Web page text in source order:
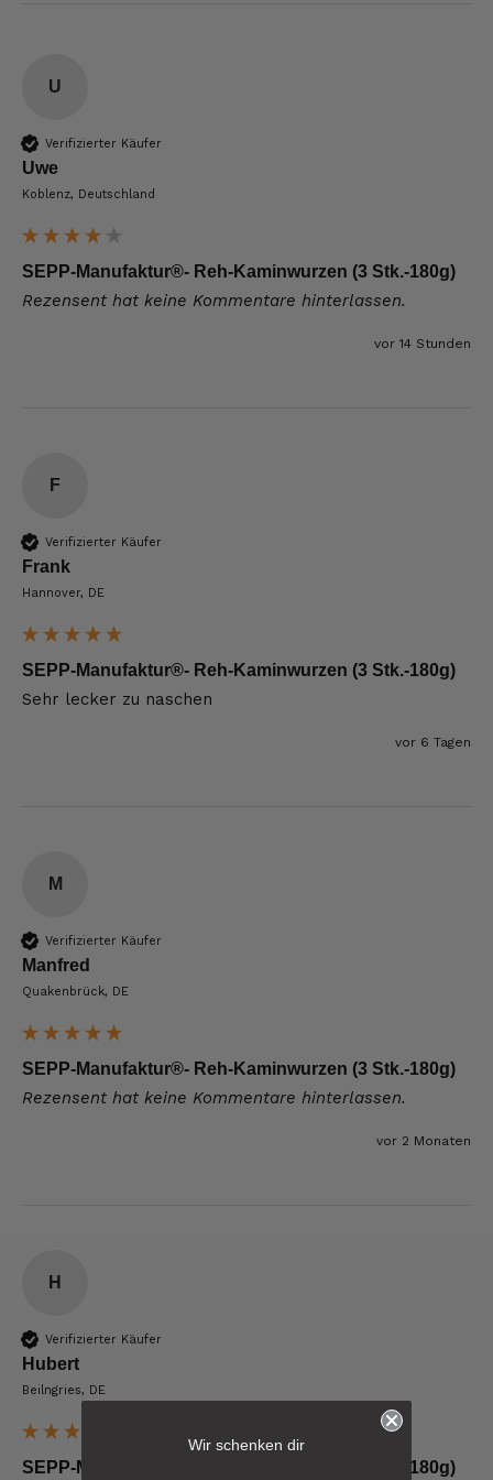
U
Verifizierter Käufer
Uwe
Koblenz, Deutschland
SEPP-Manufaktur®- Reh-Kaminwurzen (3 Stk.-180g)
Rezensent hat keine Kommentare hinterlassen.
vor 14 Stunden
F
Verifizierter Käufer
Frank
Hannover, DE
SEPP-Manufaktur®- Reh-Kaminwurzen (3 Stk.-180g)
Sehr lecker zu naschen
vor 6 Tagen
M
Verifizierter Käufer
Manfred
Quakenbrück, DE
SEPP-Manufaktur®- Reh-Kaminwurzen (3 Stk.-180g)
Rezensent hat keine Kommentare hinterlassen.
vor 2 Monaten
H
Verifizierter Käufer
Hubert
Beilngries, DE
SEPP-Manufaktur®- Reh-Kaminwurzen (3 Stk.-180g)
Wir schenken dir